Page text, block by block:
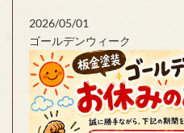
2026/05/01
ゴールデンウィーク